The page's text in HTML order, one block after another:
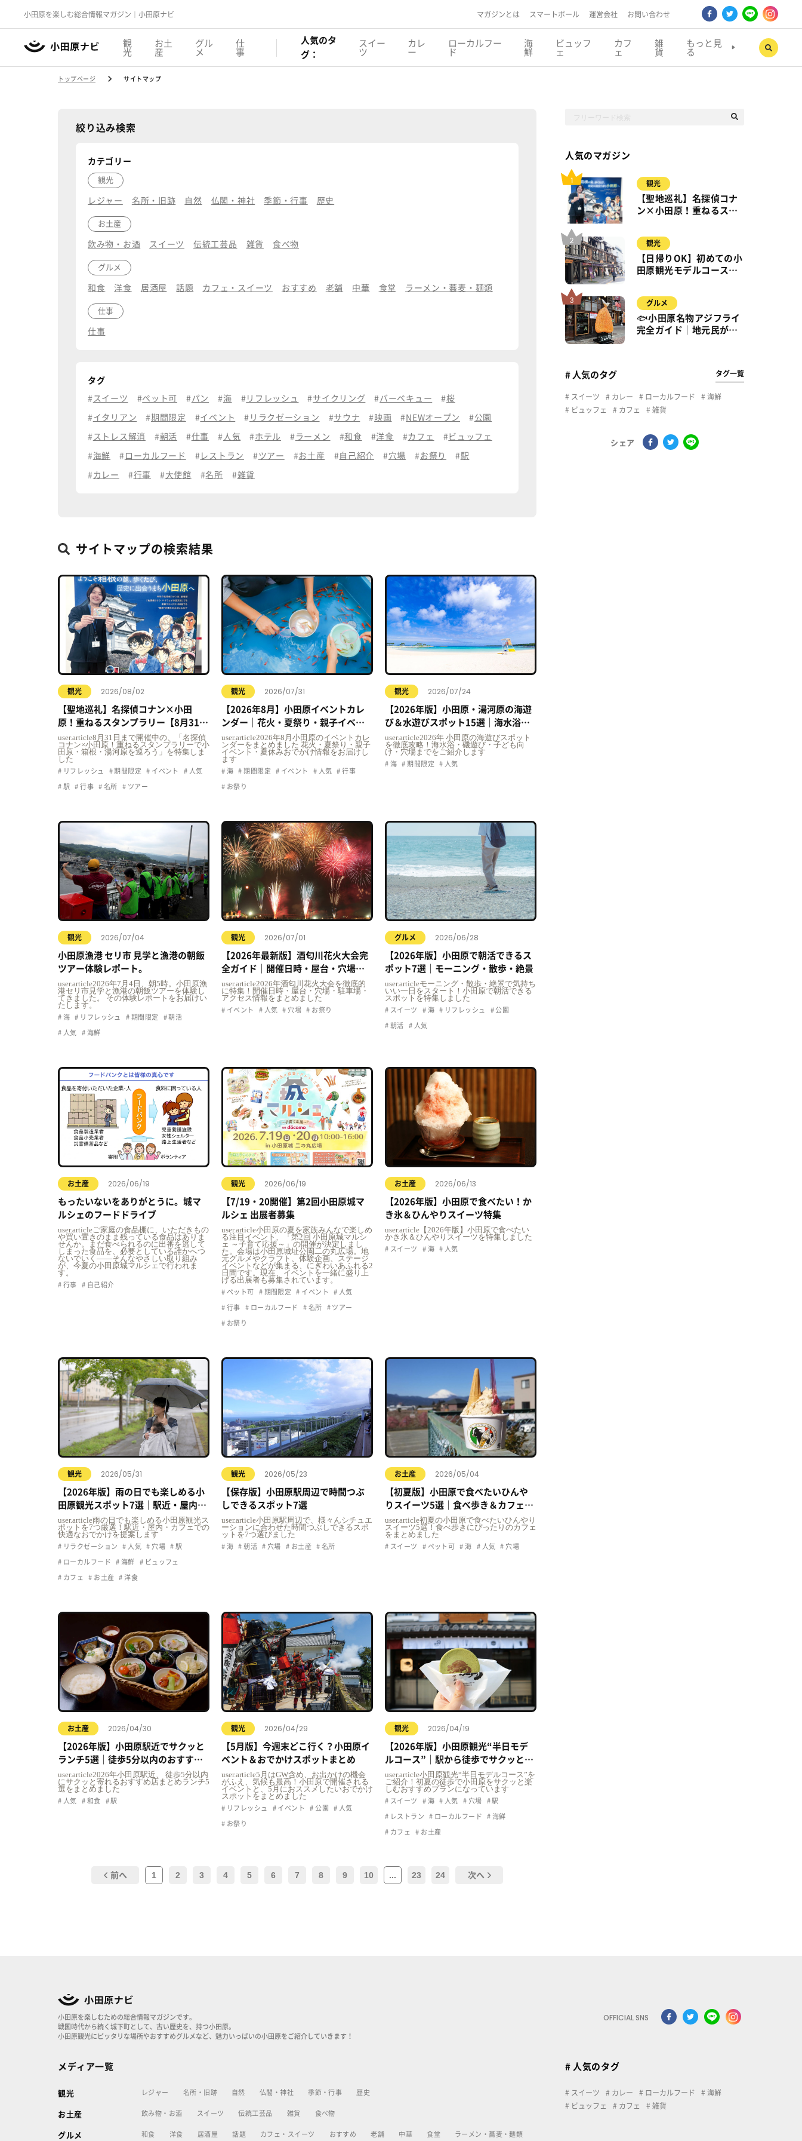
小田原を楽しむ総合情報マガジン｜小田原ナビ マガジンとは スマートポール 運営会社 お問い合わせ
観
光
お土
産
グル
メ
仕
事
人気のタ
グ：
スイー
ツ
カレ
ー
ローカルフー
ド
海
鮮
ビュッフ
ェ
カフ
ェ
雑
貨
もっと見
る
トップページ サイトマップ
絞り込み検索
カテゴリー
観光
レジャー 名所・旧跡 自然 仏閣・神社 季節・行事 歴史
お土産
飲み物・お酒 スイーツ 伝統工芸品 雑貨 食べ物
グルメ
和食 洋食 居酒屋 話題 カフェ・スイーツ おすすめ 老舗 中華 食堂 ラーメン・蕎麦・麺類
仕事
仕事
タグ
スイーツ ペット可 パン 海 リフレッシュ サイクリング バーベキュー 桜
イタリアン 期間限定 イベント リラクゼーション サウナ 映画 NEWオープン 公園
ストレス解消 朝活 仕事 人気 ホテル ラーメン 和食 洋食 カフェ ビュッフェ
海鮮 ローカルフード レストラン ツアー お土産 自己紹介 穴場 お祭り 駅
カレー 行事 大使館 名所 雑貨
サイトマップの検索結果
観光 2026/08/02
【聖地巡礼】名探偵コナン×小田
原！重ねるスタンプラリー【8月31日
まで】小田原・箱根・湯河原
user.article8月31日まで開催中の、「名探偵
コナン×小田原！重ねるスタンプラリーで小
田原・箱根・湯河原を巡ろう」を特集しま
した
リフレッシュ 期間限定 イベント 人気
駅 行事 名所 ツアー
観光 2026/07/31
【2026年8月】小田原イベントカレ
ンダー｜花火・夏祭り・親子イベン
ト・夏休みおでかけ情報まとめ
user.article2026年8月小田原のイベントカレ
ンダーをまとめました 花火・夏祭り・親子
イベント・夏休みおでかけ情報をお届けし
ます
海 期間限定 イベント 人気 行事
お祭り
観光 2026/07/24
【2026年版】小田原・湯河原の海遊
び＆水遊びスポット15選｜海水浴・
プール・子ども向け完全ガイド
user.article2026年 小田原の海遊びスポット
を徹底攻略！海水浴・磯遊び・子ども向
け・穴場までをご紹介します
海 期間限定 人気
観光 2026/07/04
小田原漁港 セリ市 見学と漁港の朝飯
ツアー体験レポート。
user.article2026年7月4日、朝5時。小田原漁
港セリ市見学と漁港の朝飯ツアーを体験し
てきました。 その体験レポートをお届けい
たします。
海 リフレッシュ 期間限定 朝活
人気 海鮮
観光 2026/07/01
【2026年最新版】酒匂川花火大会完
全ガイド｜開催日時・屋台・穴場・
駐車場・アクセス情報まとめ
user.article2026年酒匂川花火大会を徹底的
に特集！開催日時・屋台・穴場・駐車場・
アクセス情報をまとめました
イベント 人気 穴場 お祭り
グルメ 2026/06/28
【2026年版】小田原で朝活できるス
ポット7選｜モーニング・散歩・絶景
user.articleモーニング・散歩・絶景で気持ち
いい一日をスタート！小田原で朝活できる
スポットを特集しました
スイーツ 海 リフレッシュ 公園
朝活 人気
お土産 2026/06/19
もったいないをありがとうに。城マ
ルシェのフードドライブ
user.articleご家庭の食品棚に、いただきもの
や買い置きのまま残っている食品はありま
せんか。まだ食べられるのに出番を逃して
しまった食品を、必要としている誰かへつ
ないでいく――そんなやさしい取り組み
が、今夏の小田原城マルシェで行われま
す。
行事 自己紹介
観光 2026/06/19
【7/19・20開催】第2回小田原城マ
ルシェ 出展者募集
user.article小田原の夏を家族みんなで楽しめ
る注目イベント、「第2回 小田原城マルシ
ェ ～子育て応援～」の開催が決定しまし
た。会場は小田原城址公園二の丸広場。地
元グルメやクラフト、体験企画、ステージ
イベントなどが集まる、にぎわいあふれる2
日間です。現在、イベントを一緒に盛り上
げる出展者も募集されています。
ペット可 期間限定 イベント 人気
行事 ローカルフード 名所 ツアー
お祭り
お土産 2026/06/13
【2026年版】小田原で食べたい！か
き氷＆ひんやりスイーツ特集
user.article【2026年版】小田原で食べたい
かき氷＆ひんやりスイーツを特集しました
スイーツ 海 人気
観光 2026/05/31
【2026年版】雨の日でも楽しめる小
田原観光スポット7選｜駅近・屋内・
カフェで快適おでかけ
user.article雨の日でも楽しめる小田原観光ス
ポットを7つ厳選！駅近・屋内・カフェでの
快適なおでかけを提案します
リラクゼーション 人気 穴場 駅
ローカルフード 海鮮 ビュッフェ
カフェ お土産 洋食
観光 2026/05/23
【保存版】小田原駅周辺で時間つぶ
しできるスポット7選
user.article小田原駅周辺で、様々んシチュエ
ーションに合わせた時間つぶしできるスポ
ットを7つ選びました
海 朝活 穴場 お土産 名所
お土産 2026/05/04
【初夏版】小田原で食べたいひんや
りスイーツ5選｜食べ歩き＆カフェま
とめ
user.article初夏の小田原で食べたいひんやり
スイーツ5選！食べ歩きにぴったりのカフェ
をまとめました
スイーツ ペット可 海 人気 穴場
お土産 2026/04/30
【2026年版】小田原駅近でサクッと
ランチ5選｜徒歩5分以内のおすすめ
店まとめ
user.article2026年小田原駅近、 徒歩5分以内
にサクッと寄れるおすすめ店まとめランチ5
選をまとめました
人気 和食 駅
観光 2026/04/29
【5月版】今週末どこ行く？小田原イ
ベント＆おでかけスポットまとめ
user.article5月はGW含め、お出かけの機会
がふえ、気候も最高！小田原で開催される
イベントと、5月におススメしたいおでかけ
スポットをまとめました
リフレッシュ イベント 公園 人気
お祭り
観光 2026/04/19
【2026年版】小田原観光“半日モデ
ルコース”｜駅から徒歩でサクッと楽
しむおすすめプラン
user.article小田原観光“半日モデルコース”を
ご紹介！初夏の徒歩で小田原をサクッと楽
しむおすすめプランになっています
スイーツ 海 人気 穴場 駅
レストラン ローカルフード 海鮮
カフェ お土産
前へ 1 2 3 4 5 6 7 8 9 10 ... 23 24 次へ
人気のマガジン
観光
【聖地巡礼】名探偵コナ
ン×小田原！重ねるスタ
で】小田原・箱根・湯河
原
観光
【日帰りOK】初めての小
田原観光モデルコース｜
満喫
グルメ
🐟小田原名物アジフライ
完全ガイド｜地元民が通
# 人気のタグ タグ一覧
スイーツ カレー ローカルフード
海鮮
ビュッフェ
カフェ 雑貨
シェア
小田原を楽しむための総合情報マガジンです。
戦国時代から続く城下町として、古い歴史を、持つ小田原。
小田原観光にピッタリな場所やおすすめグルメなど、魅力いっぱいの小田原をご紹介していきます！
OFFICIAL SNS
メディア一覧
観光 レジャー 名所・旧跡 自然 仏閣・神社 季節・行事 歴史
お土産 飲み物・お酒 スイーツ 伝統工芸品 雑貨 食べ物
グルメ 和食 洋食 居酒屋 話題 カフェ・スイーツ おすすめ 老舗 中華 食堂 ラーメン・蕎麦・麺類
# 人気のタグ
スイーツ カレー ローカルフード
海鮮
ビュッフェ
カフェ 雑貨